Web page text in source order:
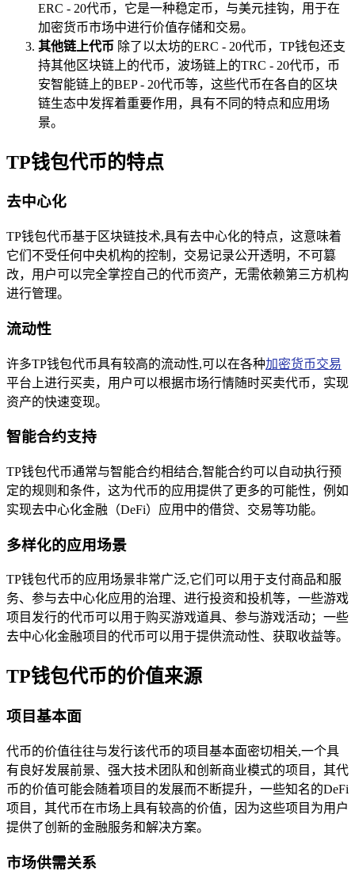
ERC - 20代币，它是一种稳定币，与美元挂钩，用于在
加密货币市场中进行价值存储和交易。
其他链上代币 除了以太坊的ERC - 20代币，TP钱包还支
持其他区块链上的代币，波场链上的TRC - 20代币，币
安智能链上的BEP - 20代币等，这些代币在各自的区块
链生态中发挥着重要作用，具有不同的特点和应用场
景。
TP钱包代币的特点
去中心化
TP钱包代币基于区块链技术,具有去中心化的特点，这意味着
它们不受任何中央机构的控制，交易记录公开透明，不可篡
改，用户可以完全掌控自己的代币资产，无需依赖第三方机构
进行管理。
流动性
许多TP钱包代币具有较高的流动性,可以在各种加密货币交易
平台上进行买卖，用户可以根据市场行情随时买卖代币，实现
资产的快速变现。
智能合约支持
TP钱包代币通常与智能合约相结合,智能合约可以自动执行预
定的规则和条件，这为代币的应用提供了更多的可能性，例如
实现去中心化金融（DeFi）应用中的借贷、交易等功能。
多样化的应用场景
TP钱包代币的应用场景非常广泛,它们可以用于支付商品和服
务、参与去中心化应用的治理、进行投资和投机等，一些游戏
项目发行的代币可以用于购买游戏道具、参与游戏活动；一些
去中心化金融项目的代币可以用于提供流动性、获取收益等。
TP钱包代币的价值来源
项目基本面
代币的价值往往与发行该代币的项目基本面密切相关,一个具
有良好发展前景、强大技术团队和创新商业模式的项目，其代
币的价值可能会随着项目的发展而不断提升，一些知名的DeFi
项目，其代币在市场上具有较高的价值，因为这些项目为用户
提供了创新的金融服务和解决方案。
市场供需关系